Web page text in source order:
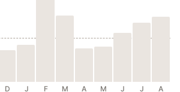
D J F M A M J J A